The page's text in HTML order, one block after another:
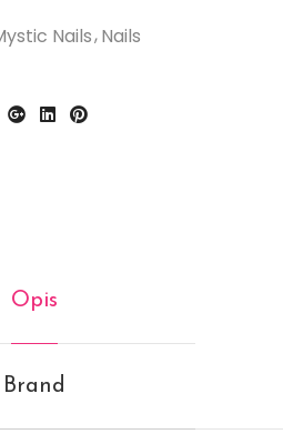
Nails Nails
Opis
Brand